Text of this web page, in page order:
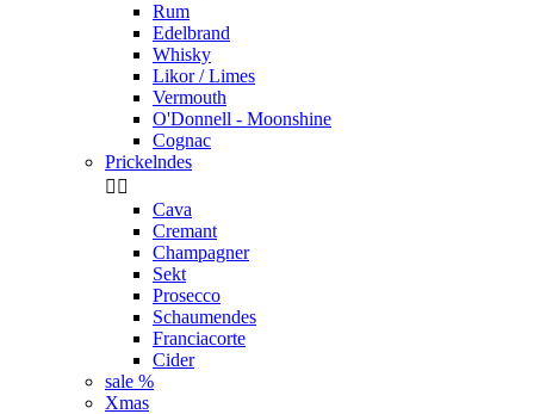
Rum
Edelbrand
Whisky
Likor / Limes
Vermouth
O'Donnell - Moonshine
Cognac
Prickelndes
 
Cava
Cremant
Champagner
Sekt
Prosecco
Schaumendes
Franciacorte
Cider
sale %
Xmas